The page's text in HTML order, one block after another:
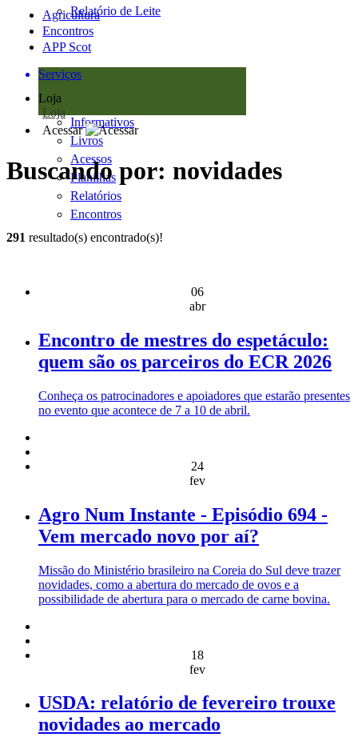
Relatório de Leite
Agricultura
Encontros
APP Scot
Serviços
Loja
Loja
Informativos
Livros
Acessos
Planilhas
Relatórios
Encontros
Acessar
Buscando por: novidades
291 resultado(s) encontrado(s)!
06
abr
Encontro de mestres do espetáculo:
quem são os parceiros do ECR 2026
Conheça os patrocinadores e apoiadores que estarão presentes
no evento que acontece de 7 a 10 de abril.
24
fev
Agro Num Instante - Episódio 694 -
Vem mercado novo por aí?
Missão do Ministério brasileiro na Coreia do Sul deve trazer
novidades, como a abertura do mercado de ovos e a
possibilidade de abertura para o mercado de carne bovina.
18
fev
USDA: relatório de fevereiro trouxe
novidades ao mercado